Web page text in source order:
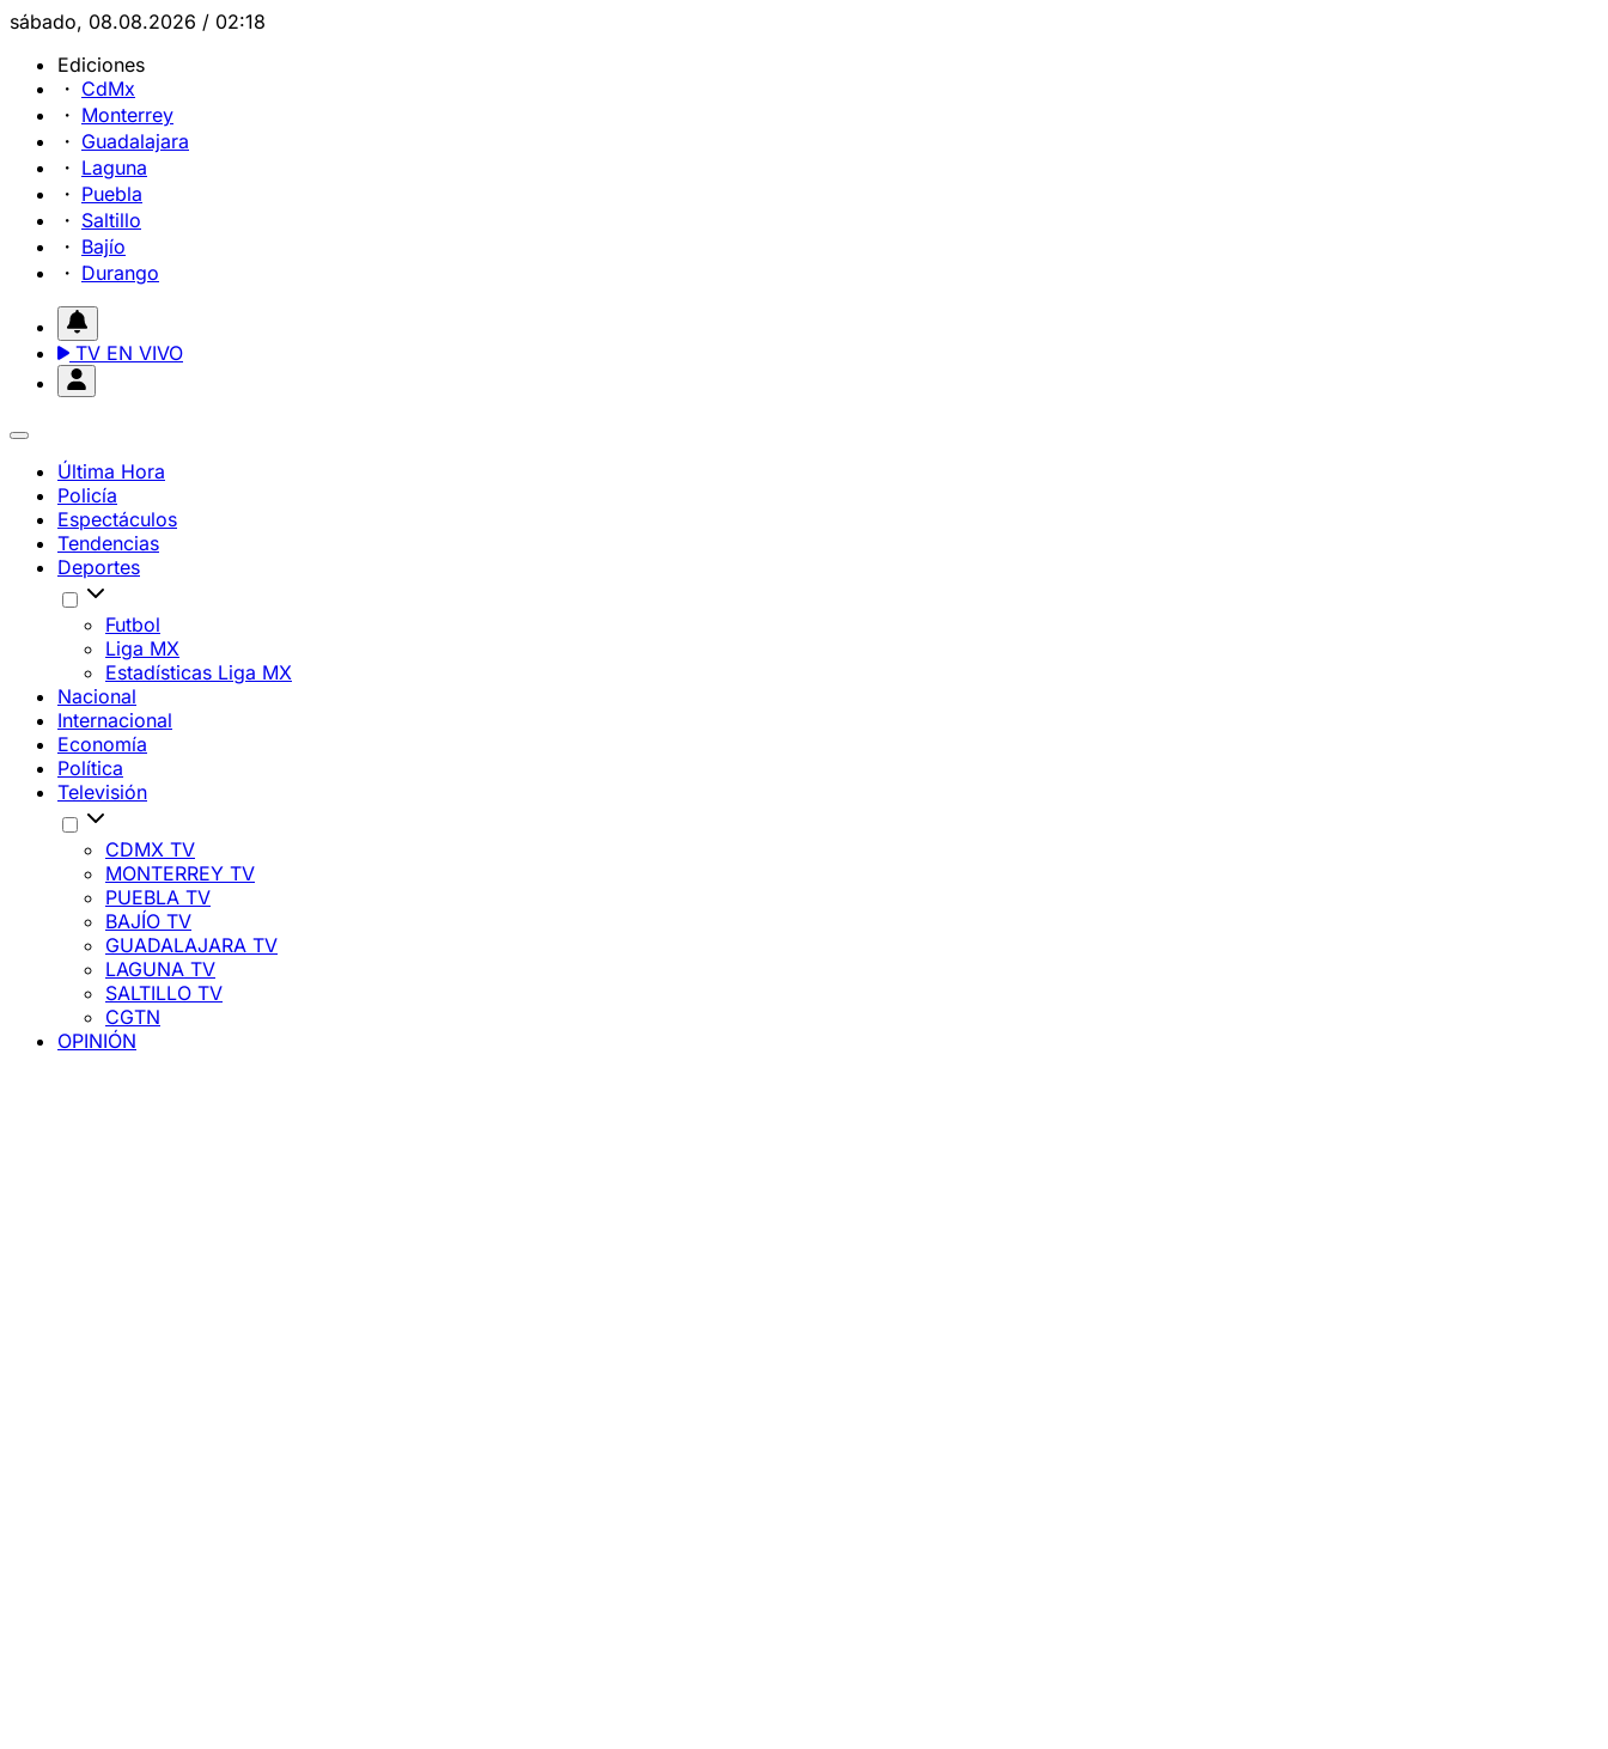
sábado, 08.08.2026 / 02:18
Ediciones
CdMx
Monterrey
Guadalajara
Laguna
Puebla
Saltillo
Bajío
Durango
TV EN VIVO
Última Hora
Policía
Espectáculos
Tendencias
Deportes
Futbol
Liga MX
Estadísticas Liga MX
Nacional
Internacional
Economía
Política
Televisión
CDMX TV
MONTERREY TV
PUEBLA TV
BAJÍO TV
GUADALAJARA TV
LAGUNA TV
SALTILLO TV
CGTN
OPINIÓN